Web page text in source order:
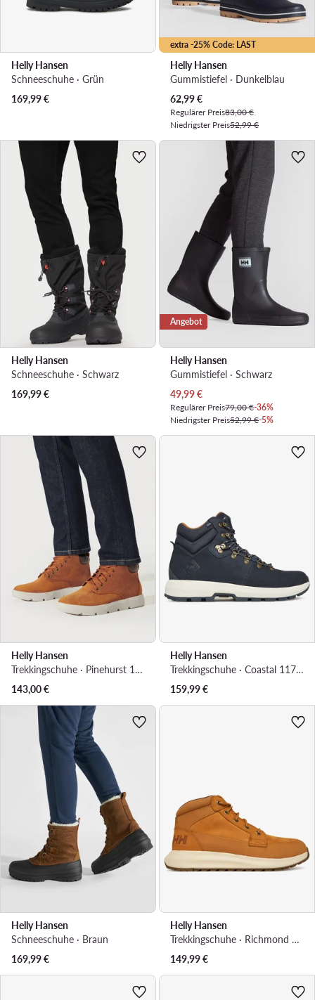
Helly Hansen
Schneeschuhe · Grün
169,99€
extra -25% Code: LAST
Helly Hansen
Gummistiefel · Dunkelblau
Aktueller Preis
62,99€
Regulärer Preis83,00 €
Niedrigster Preis52,99 €
Helly Hansen
Schneeschuhe · Schwarz
169,99€
Angebot
Helly Hansen
Gummistiefel · Schwarz
Aktueller Preis
49,99€
Regulärer Preis79,00 €-36%
Niedrigster Preis52,99 €-5%
Helly Hansen
Trekkingschuhe · Pinehurst 11738_725 · Braun
143,00€
Helly Hansen
Trekkingschuhe · Coastal 11740_860 · Dunkelblau
159,99€
Helly Hansen
Schneeschuhe · Braun
169,99€
Helly Hansen
Trekkingschuhe · Richmond 2 12041_725 · Braun
149,99€